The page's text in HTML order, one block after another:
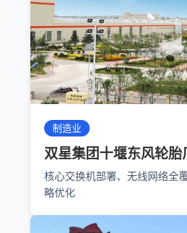
制造业
双星集团十堰东风轮胎
核心交换机部署、无线网络全
略优化